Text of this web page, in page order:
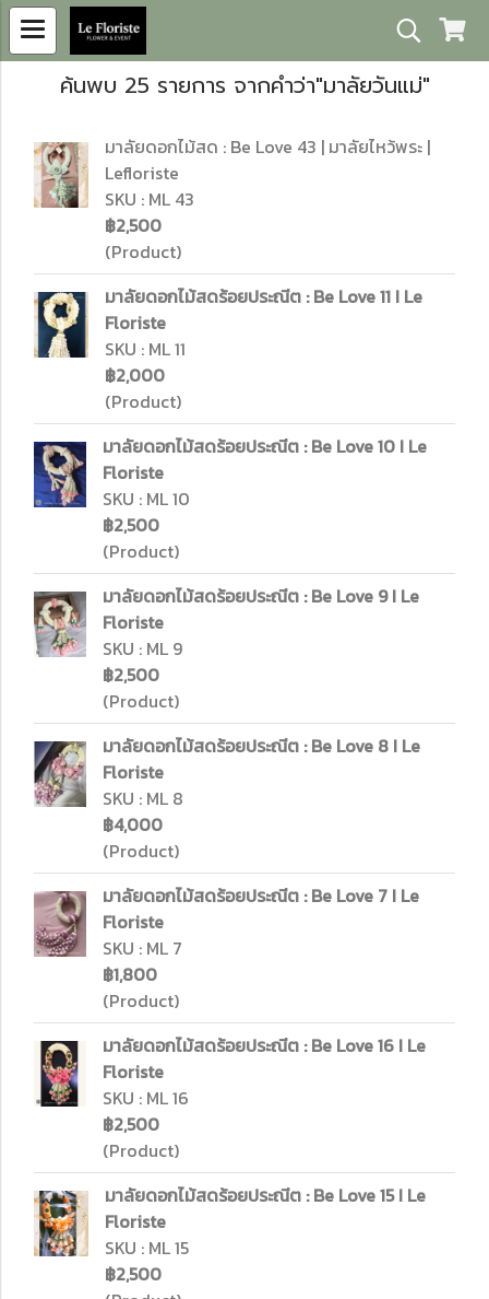
ค้นพบ 25 รายการ จากคำว่า"มาลัยวันแม่"
มาลัยดอกไม้สด : Be Love 43 | มาลัยไหว้พระ |
Lefloriste
SKU : ML 43
฿2,500
(Product)
มาลัยดอกไม้สดร้อยประณีต : Be Love 11 I Le
Floriste
SKU : ML 11
฿2,000
(Product)
มาลัยดอกไม้สดร้อยประณีต : Be Love 10 I Le
Floriste
SKU : ML 10
฿2,500
(Product)
มาลัยดอกไม้สดร้อยประณีต : Be Love 9 I Le
Floriste
SKU : ML 9
฿2,500
(Product)
มาลัยดอกไม้สดร้อยประณีต : Be Love 8 I Le
Floriste
SKU : ML 8
฿4,000
(Product)
มาลัยดอกไม้สดร้อยประณีต : Be Love 7 I Le
Floriste
SKU : ML 7
฿1,800
(Product)
มาลัยดอกไม้สดร้อยประณีต : Be Love 16 I Le
Floriste
SKU : ML 16
฿2,500
(Product)
มาลัยดอกไม้สดร้อยประณีต : Be Love 15 I Le
Floriste
SKU : ML 15
฿2,500